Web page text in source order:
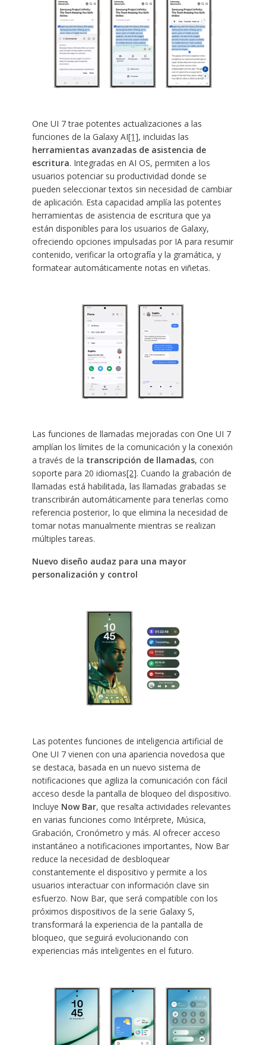
One UI 7 trae potentes actualizaciones a las
funciones de la Galaxy AI[1], incluidas las
herramientas avanzadas de asistencia de
escritura. Integradas en AI OS, permiten a los
usuarios potenciar su productividad donde se
pueden seleccionar textos sin necesidad de cambiar
de aplicación. Esta capacidad amplía las potentes
herramientas de asistencia de escritura que ya
están disponibles para los usuarios de Galaxy,
ofreciendo opciones impulsadas por IA para resumir
contenido, verificar la ortografía y la gramática, y
formatear automáticamente notas en viñetas.
Las funciones de llamadas mejoradas con One UI 7
amplían los límites de la comunicación y la conexión
a través de la transcripción de llamadas, con
soporte para 20 idiomas[2]. Cuando la grabación de
llamadas está habilitada, las llamadas grabadas se
transcribirán automáticamente para tenerlas como
referencia posterior, lo que elimina la necesidad de
tomar notas manualmente mientras se realizan
múltiples tareas.
Nuevo diseño audaz para una mayor
personalización y control
Las potentes funciones de inteligencia artificial de
One UI 7 vienen con una apariencia novedosa que
se destaca, basada en un nuevo sistema de
notificaciones que agiliza la comunicación con fácil
acceso desde la pantalla de bloqueo del dispositivo.
Incluye Now Bar, que resalta actividades relevantes
en varias funciones como Intérprete, Música,
Grabación, Cronómetro y más. Al ofrecer acceso
instantáneo a notificaciones importantes, Now Bar
reduce la necesidad de desbloquear
constantemente el dispositivo y permite a los
usuarios interactuar con información clave sin
esfuerzo. Now Bar, que será compatible con los
próximos dispositivos de la serie Galaxy S,
transformará la experiencia de la pantalla de
bloqueo, que seguirá evolucionando con
experiencias más inteligentes en el futuro.